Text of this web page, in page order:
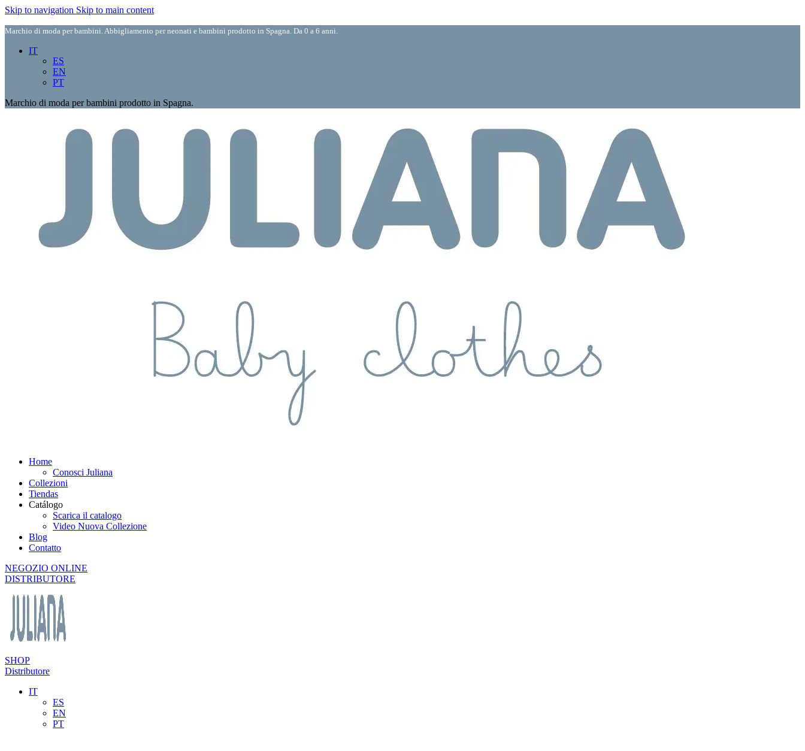
Skip to navigation Skip to main content
Marchio di moda per bambini. Abbigliamento per neonati e bambini prodotto in Spagna. Da 0 a 6 anni.
IT
ES
EN
PT
Marchio di moda per bambini prodotto in Spagna.
Home
Conosci Juliana
Collezioni
Tiendas
Catálogo
Scarica il catalogo
Video Nuova Collezione
Blog
Contatto
NEGOZIO ONLINE
DISTRIBUTORE
SHOP
Distributore
IT
ES
EN
PT